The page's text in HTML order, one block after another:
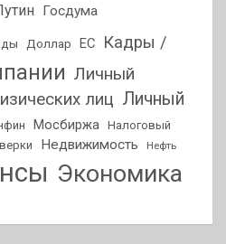
Госдума
Доллар ЕС
Кадры /
Личный
лиц Личный
Мосбиржа Налоговый
Недвижимость Нефть
Экономика